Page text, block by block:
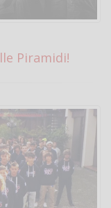
Piramidi!